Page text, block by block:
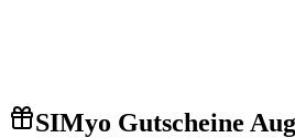
SIMyo Gutscheine